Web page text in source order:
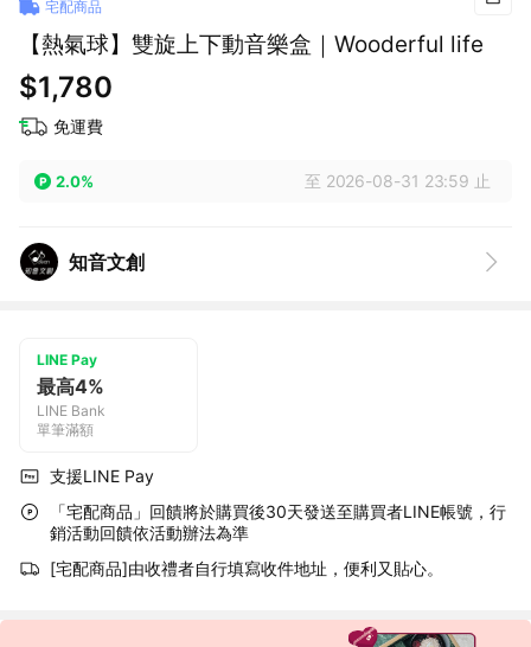
宅配商品
【熱氣球】雙旋上下動音樂盒｜Wooderful life
$1,780
免運費
2.0% 至 2026-08-31 23:59 止
知音文創
LINE Pay
最高4%
LINE Bank
單筆滿額
支援LINE Pay
「宅配商品」回饋將於購買後30天發送至購買者LINE帳號，行
銷活動回饋依活動辦法為準
[宅配商品]由收禮者自行填寫收件地址，便利又貼心。